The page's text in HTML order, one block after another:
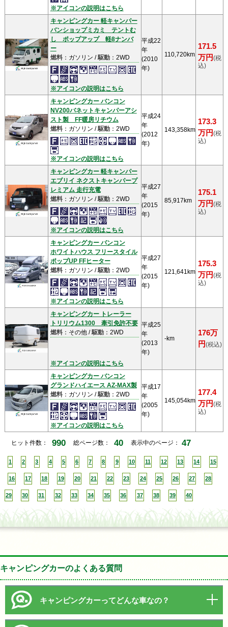
※アイコンの説明はこちら
キャンピングカー 軽キャンパー
バンショップミカミ テントむ
し ポップアップ 軽8ナンバ
ー
燃料：ガソリン /駆動：2WD
※アイコンの説明はこちら
平成22
年
(2010
年)
110,720km
171.5
万円(税
込)
キャンピングカー バンコン
NV200バネットキャンパーアシ
スト製 FF暖房リチウム
燃料：ガソリン /駆動：2WD
※アイコンの説明はこちら
平成24
年
(2012
年)
143,358km
173.3
万円(税
込)
キャンピングカー 軽キャンパー
エブリイ ネクストキャンパープ
レミアム 走行充電
燃料：ガソリン /駆動：2WD
※アイコンの説明はこちら
平成27
年
(2015
年)
85,917km
175.1
万円(税
込)
キャンピングカー バンコン
ホワイトハウス フリースタイル
ポップUP FFヒーター
燃料：ガソリン /駆動：2WD
※アイコンの説明はこちら
平成27
年
(2015
年)
121,641km
175.3
万円(税
込)
キャンピングカー トレーラー
トリリウム1300 牽引免許不要
燃料：その他 /駆動：2WD
※アイコンの説明はこちら
平成25
年
(2013
年)
-km
176万
円(税込)
キャンピングカー バンコン
グランドハイエース AZ-MAX製
燃料：ガソリン /駆動：2WD
※アイコンの説明はこちら
平成17
年
(2005
年)
145,054km
177.4
万円(税
込)
ヒット件数： 990 総ページ数： 40 表示中のページ： 47
1 2 3 4 5 6 7 8 9 10 11 12 13 14 15
16 17 18 19 20 21 22 23 24 25 26 27 28
29 30 31 32 33 34 35 36 37 38 39 40
キャンピングカーのよくある質問
キャンピングカーってどんな車なの？